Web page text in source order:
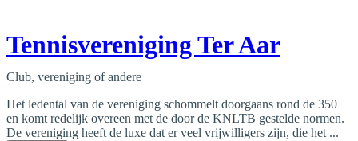
Tennisvereniging Ter Aar
Club, vereniging of andere
Het ledental van de vereniging schommelt doorgaans rond de 350
en komt redelijk overeen met de door de KNLTB gestelde normen.
De vereniging heeft de luxe dat er veel vrijwilligers zijn, die het ...